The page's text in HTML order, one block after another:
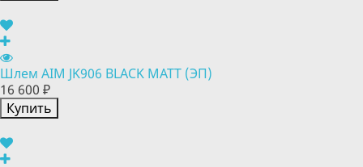
Шлем AIM JK906 BLACK MATT (ЭП)
16 600 ₽
Купить